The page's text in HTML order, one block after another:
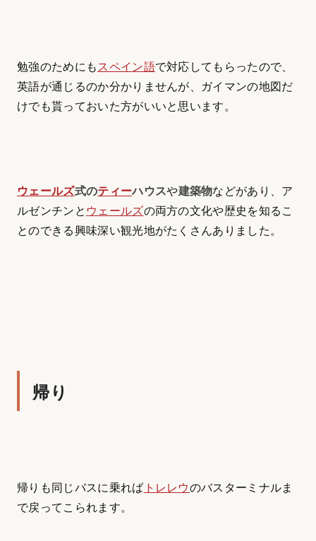
勉強のためにも スペイン語で対応してもらったので、
英語が通じるのか分かりませんが、ガイマンの地図だ
けでも貰っておいた方がいいと思います。
ウェールズ式のティーハウスや建築物などがあり、ア
ルゼンチンと ウェールズの両方の文化や歴史を知るこ
とのできる興味深い観光地がたくさんありました。
帰り
帰りも同じバスに乗れば トレレウのバスターミナルま
で戻ってこられます。